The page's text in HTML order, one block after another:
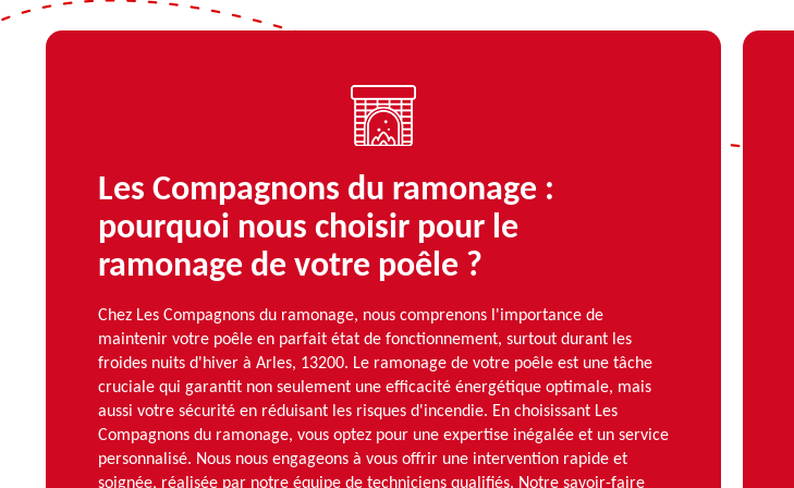
Les Compagnons du ramonage :
pourquoi nous choisir pour le
ramonage de votre poêle ?
Chez Les Compagnons du ramonage, nous comprenons l'importance de
maintenir votre poêle en parfait état de fonctionnement, surtout durant les
froides nuits d'hiver à Arles, 13200. Le ramonage de votre poêle est une tâche
cruciale qui garantit non seulement une efficacité énergétique optimale, mais
aussi votre sécurité en réduisant les risques d'incendie. En choisissant Les
Compagnons du ramonage, vous optez pour une expertise inégalée et un service
personnalisé. Nous nous engageons à vous offrir une intervention rapide et
soignée, réalisée par notre équipe de techniciens qualifiés. Notre savoir-faire